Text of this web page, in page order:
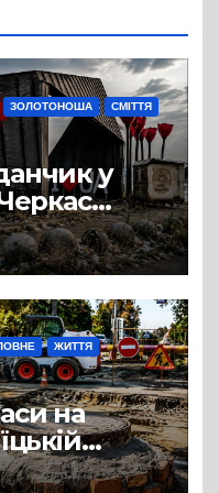
ЗОЛОТОНОША СМІТТЯ
у
занедбане
ЖИТТЯ
на
із